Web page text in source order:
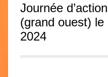
Journée
(grand ouest)
2024